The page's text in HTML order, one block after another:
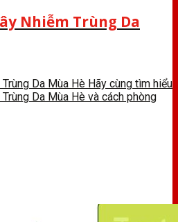
Nhiễm Trùng Da
Da Mùa Hè Hãy cùng tìm hiểu
Da Mùa Hè và cách phòng